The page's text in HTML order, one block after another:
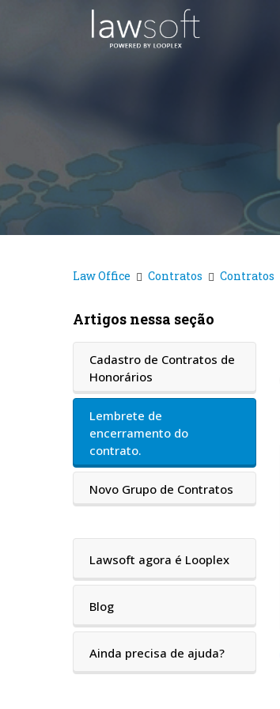
Law Office Contratos Contratos
Artigos nessa seção
Cadastro de Contratos de
Honorários
Lembrete de
encerramento do
contrato.
Novo Grupo de Contratos
Lawsoft agora é Looplex
Blog
Ainda precisa de ajuda?